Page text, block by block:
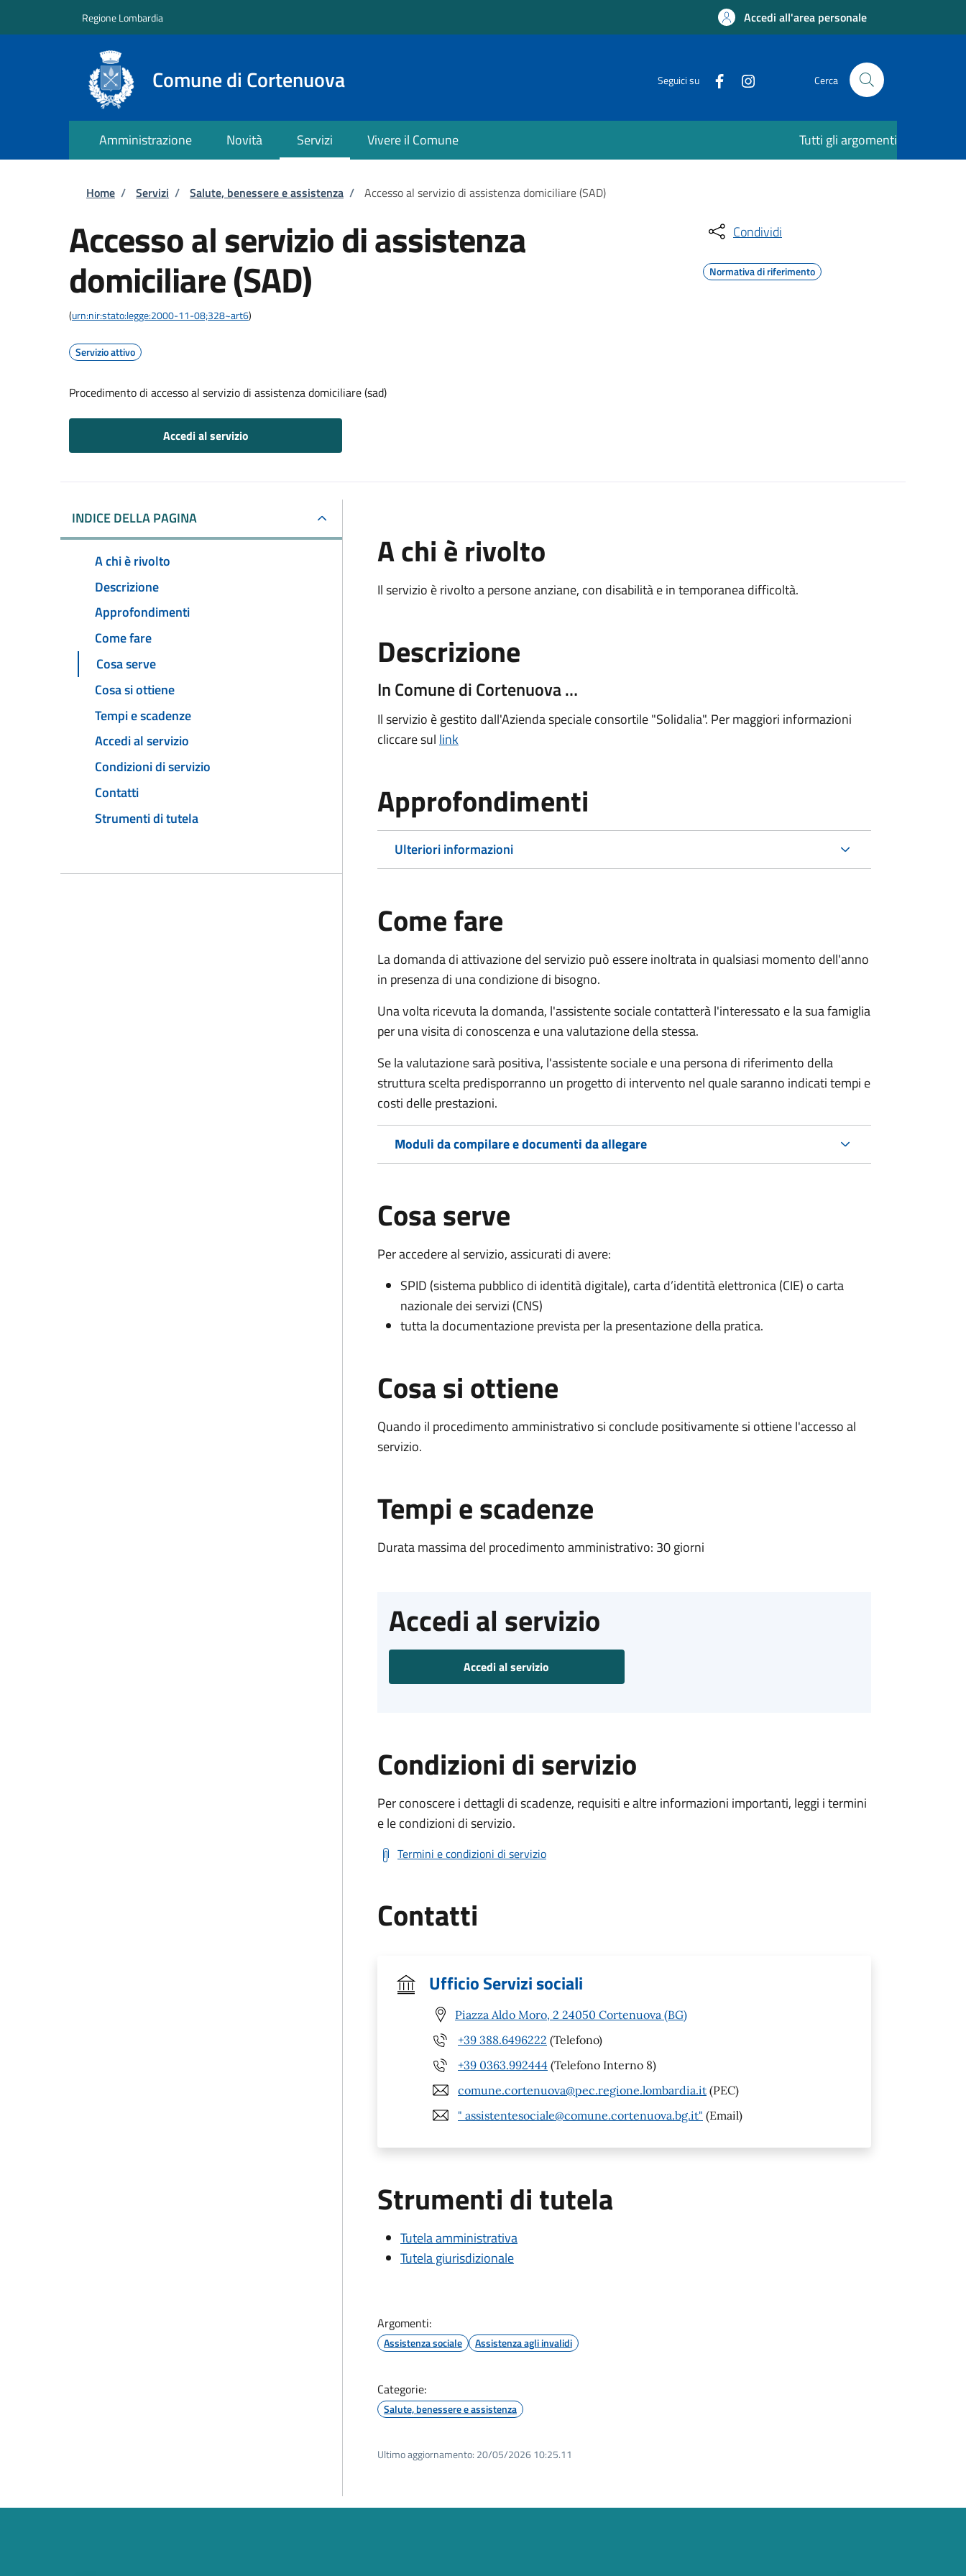
Regione Lombardia Accedi all'area personale
Comune di Cortenuova Seguici su Cerca
Amministrazione Novità Servizi Vivere il Comune Tutti gli argomenti
Briciole di pane
Home / Servizi / Salute, benessere e assistenza / Accesso al servizio di assistenza domiciliare (SAD)
Accesso al servizio di assistenza
domiciliare (SAD)
(urn:nir:stato:legge:2000-11-08;328~art6)
Servizio attivo
Procedimento di accesso al servizio di assistenza domiciliare (sad)
Accedi al servizio
Condividi
Normativa di riferimento
INDICE DELLA PAGINA
A chi è rivolto
Descrizione
Approfondimenti
Come fare
Cosa serve
Cosa si ottiene
Tempi e scadenze
Accedi al servizio
Condizioni di servizio
Contatti
Strumenti di tutela
A chi è rivolto
Il servizio è rivolto a persone anziane, con disabilità e in temporanea difficoltà.
Descrizione
In Comune di Cortenuova …
Il servizio è gestito dall'Azienda speciale consortile "Solidalia". Per maggiori informazioni
cliccare sul link
Approfondimenti
Ulteriori informazioni
Come fare
La domanda di attivazione del servizio può essere inoltrata in qualsiasi momento dell'anno
in presenza di una condizione di bisogno.
Una volta ricevuta la domanda, l'assistente sociale contatterà l'interessato e la sua famiglia
per una visita di conoscenza e una valutazione della stessa.
Se la valutazione sarà positiva, l'assistente sociale e una persona di riferimento della
struttura scelta predisporranno un progetto di intervento nel quale saranno indicati tempi e
costi delle prestazioni.
Moduli da compilare e documenti da allegare
Cosa serve
Per accedere al servizio, assicurati di avere:
SPID (sistema pubblico di identità digitale), carta d’identità elettronica (CIE) o carta
nazionale dei servizi (CNS)
tutta la documentazione prevista per la presentazione della pratica.
Cosa si ottiene
Quando il procedimento amministrativo si conclude positivamente si ottiene l'accesso al
servizio.
Tempi e scadenze
Durata massima del procedimento amministrativo: 30 giorni
Accedi al servizio
Accedi al servizio
Condizioni di servizio
Per conoscere i dettagli di scadenze, requisiti e altre informazioni importanti, leggi i termini
e le condizioni di servizio.
Termini e condizioni di servizio
Contatti
Ufficio Servizi sociali
Piazza Aldo Moro, 2 24050 Cortenuova (BG)
+39 388.6496222 (Telefono)
+39 0363.992444 (Telefono Interno 8)
comune.cortenuova@pec.regione.lombardia.it (PEC)
" assistentesociale@comune.cortenuova.bg.it" (Email)
Strumenti di tutela
Tutela amministrativa
Tutela giurisdizionale
Argomenti:
Assistenza sociale Assistenza agli invalidi
Categorie:
Salute, benessere e assistenza
Ultimo aggiornamento: 20/05/2026 10:25.11